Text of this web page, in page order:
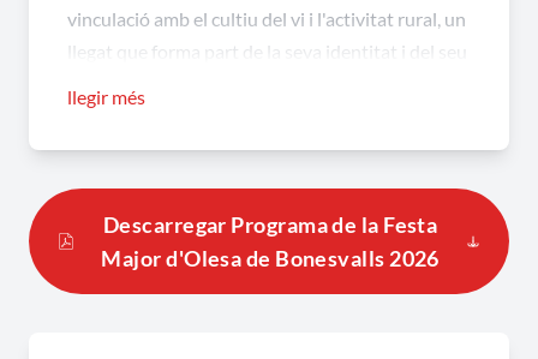
vinculació amb el cultiu del vi i l'activitat rural, un
llegat que forma part de la seva identitat i del seu
per passejar pels seus carrers, conèixer el seu
patrimoni històric, gaudir de la gastronomia local
aquests dies de celebració.
Festa Major d’Olesa de Bonesvalls: una
llegir més
Descarregar Programa de la Festa
Major d'Olesa de Bonesvalls 2026